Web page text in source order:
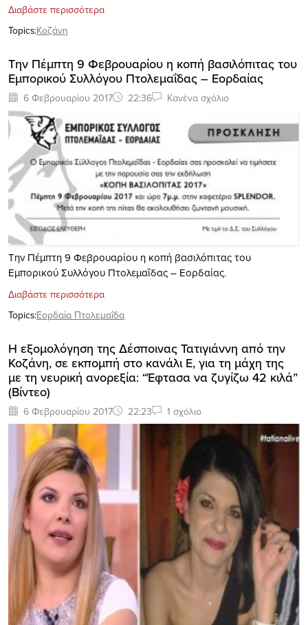
Διαβάστε περισσότερα
Topics:Κοζάνη
Tην Πέμπτη 9 Φεβρουαρίου η κοπή βασιλόπιτας του
Εμπορικού Συλλόγου Πτολεμαΐδας – Εορδαίας
6 Φεβρουαρίου 2017 22:36 Κανένα σχόλιο
Tην Πέμπτη 9 Φεβρουαρίου η κοπή βασιλόπιτας του
Εμπορικού Συλλόγου Πτολεμαΐδας – Εορδαίας.
Διαβάστε περισσότερα
Topics:Εορδαία Πτολεμαΐδα
Η εξομολόγηση της Δέσποινας Τατιγιάννη από την
Κοζάνη, σε εκπομπή στο κανάλι Ε, για τη μάχη της
με τη νευρική ανορεξία: “Έφτασα να ζυγίζω 42 κιλά”
(Βίντεο)
6 Φεβρουαρίου 2017 22:23 1 σχόλιο